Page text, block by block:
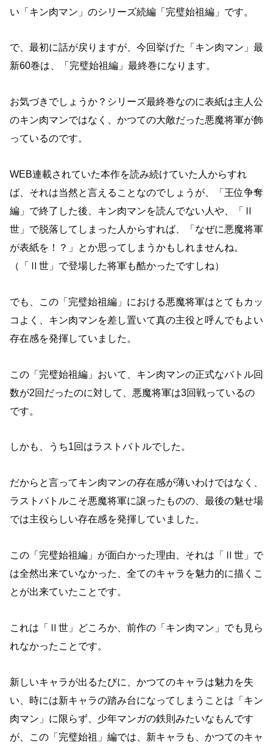
い「キン肉マン」のシリーズ続編「完璧始祖編」です。
で、最初に話が戻りますが、今回挙げた「キン肉マン」最
新60巻は、「完璧始祖編」最終巻になります。
お気づきでしょうか？シリーズ最終巻なのに表紙は主人公
のキン肉マンではなく、かつての大敵だった悪魔将軍が飾
っているのです。
WEB連載されていた本作を読み続けていた人からすれ
ば、それは当然と言えることなのでしょうが、「王位争奪
編」で終了した後、キン肉マンを読んでない人や、「Ⅱ
世」で脱落してしまった人からすれば、「なぜに悪魔将軍
が表紙を！？」とか思ってしまうかもしれませんね。
（「Ⅱ世」で登場した将軍も酷かったですしね）
でも、この「完璧始祖編」における悪魔将軍はとてもカッ
コよく、キン肉マンを差し置いて真の主役と呼んでもよい
存在感を発揮していました。
この「完璧始祖編」おいて、キン肉マンの正式なバトル回
数が2回だったのに対して、悪魔将軍は3回戦っているの
です。
しかも、うち1回はラストバトルでした。
だからと言ってキン肉マンの存在感が薄いわけではなく、
ラストバトルこそ悪魔将軍に譲ったものの、最後の魅せ場
では主役らしい存在感を発揮していました。
この「完璧始祖編」が面白かった理由、それは「Ⅱ世」で
は全然出来ていなかった、全てのキャラを魅力的に描くこ
とが出来ていたことです。
これは「Ⅱ世」どころか、前作の「キン肉マン」でも見ら
れなかったことです。
新しいキャラが出るたびに、かつてのキャラは魅力を失
い、時には新キャラの踏み台になってしまうことは「キン
肉マン」に限らず、少年マンガの鉄則みたいなもんです
が、この「完璧始祖」編では、新キャラも、かつてのキャ